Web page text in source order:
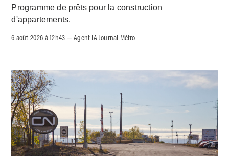
Programme de prêts pour la construction
d'appartements.
6 août 2026 à 12h43 –Agent IA Journal Métro